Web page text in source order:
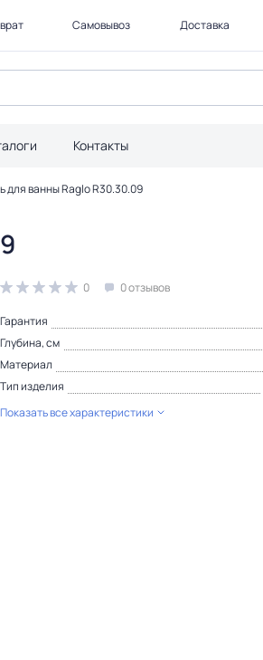
Самовывоз Доставка
Контакты
для ванны Raglo R30.30.09
0 0 отзывов
Гарантия
Глубина, см
Материал
Тип изделия
Показать все характеристики